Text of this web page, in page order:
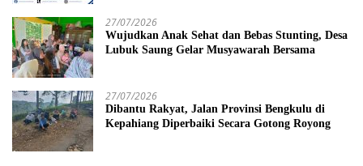
27/07/2026
Wujudkan Anak Sehat dan Bebas Stunting, Desa
Lubuk Saung Gelar Musyawarah Bersama
27/07/2026
Dibantu Rakyat, Jalan Provinsi Bengkulu di
Kepahiang Diperbaiki Secara Gotong Royong